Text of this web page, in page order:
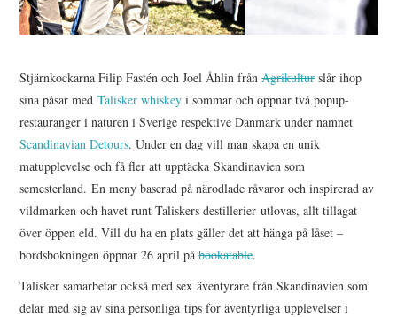
Stjärnkockarna Filip Fastén och Joel Åhlin frånAgrikulturslår ihop
sina påsar medTalisker whiskey i sommar och öppnar två popup-
restauranger i naturen i Sverige respektive Danmark under namnet
Scandinavian Detours. Under en dag vill man skapa en unik
matupplevelse och få fler att upptäcka Skandinavien som
semesterland. En meny baserad på närodlade råvaror och inspirerad av
vildmarken och havet runt Taliskers destillerier utlovas, allt tillagat
över öppen eld. Vill du ha en plats gäller det att hänga på låset –
bordsbokningen öppnar 26 april påbookatable.
Talisker samarbetar också med sex äventyrare från Skandinavien som
delar med sig av sina personliga tips för äventyrliga upplevelser i